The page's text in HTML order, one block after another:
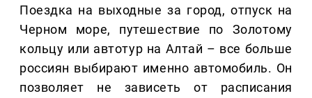
Поездка на выходные за город, отпуск на
Черном море, путешествие по Золотому
кольцу или автотур на Алтай – все больше
россиян выбирают именно автомобиль. Он
позволяет не зависеть от расписания